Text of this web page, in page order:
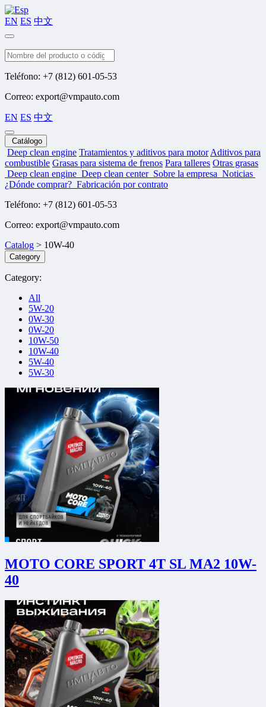
EN ES 中文
Buscar
Teléfono: +7 (812) 601-05-53
Correo: export@vmpauto.com
EN ES 中文
Catálogo
Deep clean engine Tratamientos y aditivos para motor Aditivos para
combustible Grasas para sistema de frenos Para talleres Otras grasas
Deep clean engine Deep clean center Sobre la empresa Noticias
¿Dónde comprar? Fabricación por contrato
Teléfono: +7 (812) 601-05-53
Correo: export@vmpauto.com
Catalog > 10W-40
Category
Category:
All
5W-20
0W-30
0W-20
10W-50
10W-40
5W-40
5W-30
MOTO CORE SPORT 4T SL МА2 10W-
40